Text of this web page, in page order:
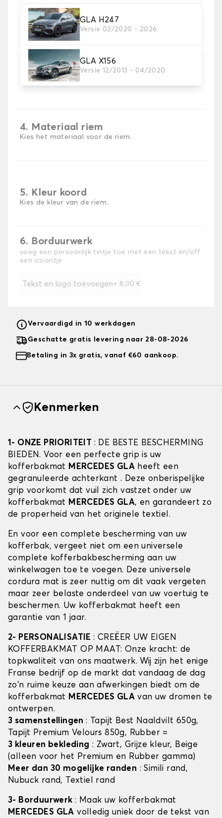
GLA H247
Versie 02/2020 - 2026
GLA X156
Versie 12/2013 - 04/2020
2. Materiaal
Kies het materiaal van uw kofferbakmat
3. Tapijt kleuren
Kies de kleur van je tapijt kofferruimte.
4. Materiaal riem
Kies het materiaal voor de riem.
5. Kleur koord
Kies de kleur van de riem.
6. Borduurwerk
voeg een persoonlijk tintje toe met een tekst en/off
een icoontje
Tekst en logo toevoegen+ 8,00 €
Vervaardigd in 10 werkdagen
Geschatte gratis levering naar 28-08-2026
Betaling in 3x gratis, vanaf €60 aankoop.
Kenmerken
1- ONZE PRIORITEIT : DE BESTE BESCHERMING
BIEDEN. Voor een perfecte grip is uw
kofferbakmat MERCEDES GLA heeft een
gegranuleerde achterkant . Deze onberispelijke
grip voorkomt dat vuil zich vastzet onder uw
kofferbakmat MERCEDES GLA, en garandeert zo
de properheid van het originele textiel.
En voor een complete bescherming van uw
kofferbak, vergeet niet om een universele
complete kofferbakbescherming aan uw
winkelwagen toe te voegen. Deze universele
cordura mat is zeer nuttig om dit vaak vergeten
maar zeer belaste onderdeel van uw voertuig te
beschermen. Uw kofferbakmat heeft een
garantie van 1 jaar.
2- PERSONALISATIE: CREËER UW EIGEN
KOFFERBAKMAT OP MAAT: Onze kracht: de
topkwaliteit van ons maatwerk. Wij zijn het enige
Franse bedrijf op de markt dat vandaag de dag
zo'n ruime keuze aan afwerkingen biedt om de
kofferbakmat MERCEDES GLA van uw dromen te
ontwerpen.
3 samenstellingen: Tapijt Best Naaldvilt 650g,
Tapijt Premium Velours 850g, Rubber =
3 kleuren bekleding : Zwart, Grijze kleur, Beige
(alleen voor het Premium en Rubber gamma)
Meer dan 30 mogelijke randen : Simili rand,
Nubuck rand, Textiel rand
3- Borduurwerk : Maak uw kofferbakmat
MERCEDES GLA volledig uniek door de tekst van